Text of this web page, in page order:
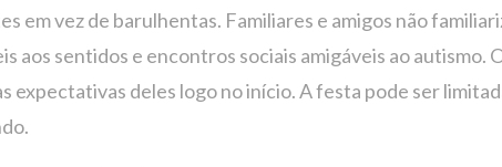
em vez de barulhentas. Familiares e amigos não
​​aos sentidos e encontros sociais amigáveis ​​ao
expectativas deles logo no início. A festa pode ser